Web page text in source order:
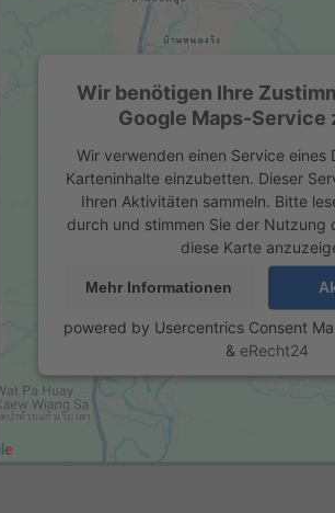
Wir benötigen Ihre
Google Maps-Service
Wir verwenden einen Service eines
Karteninhalte einzubetten. Dieser
Ihren Aktivitäten sammeln. Bitte
durch und stimmen Sie der Nutzung
diese Karte
Mehr Informationen
powered by Usercentrics Consent
& eRecht24